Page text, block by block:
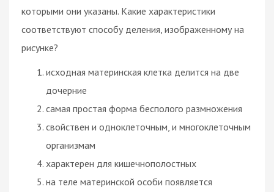
которыми они указаны. Какие характеристики
соответствуют способу деления, изображенному на
рисунке?
исходная материнская клетка делится на две
дочерние
самая простая форма бесполого размножения
свойствен и одноклеточным, и многоклеточным
организмам
характерен для кишечнополостных
на теле материнской особи появляется